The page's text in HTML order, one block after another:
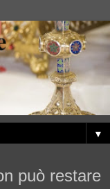
▼
può restare